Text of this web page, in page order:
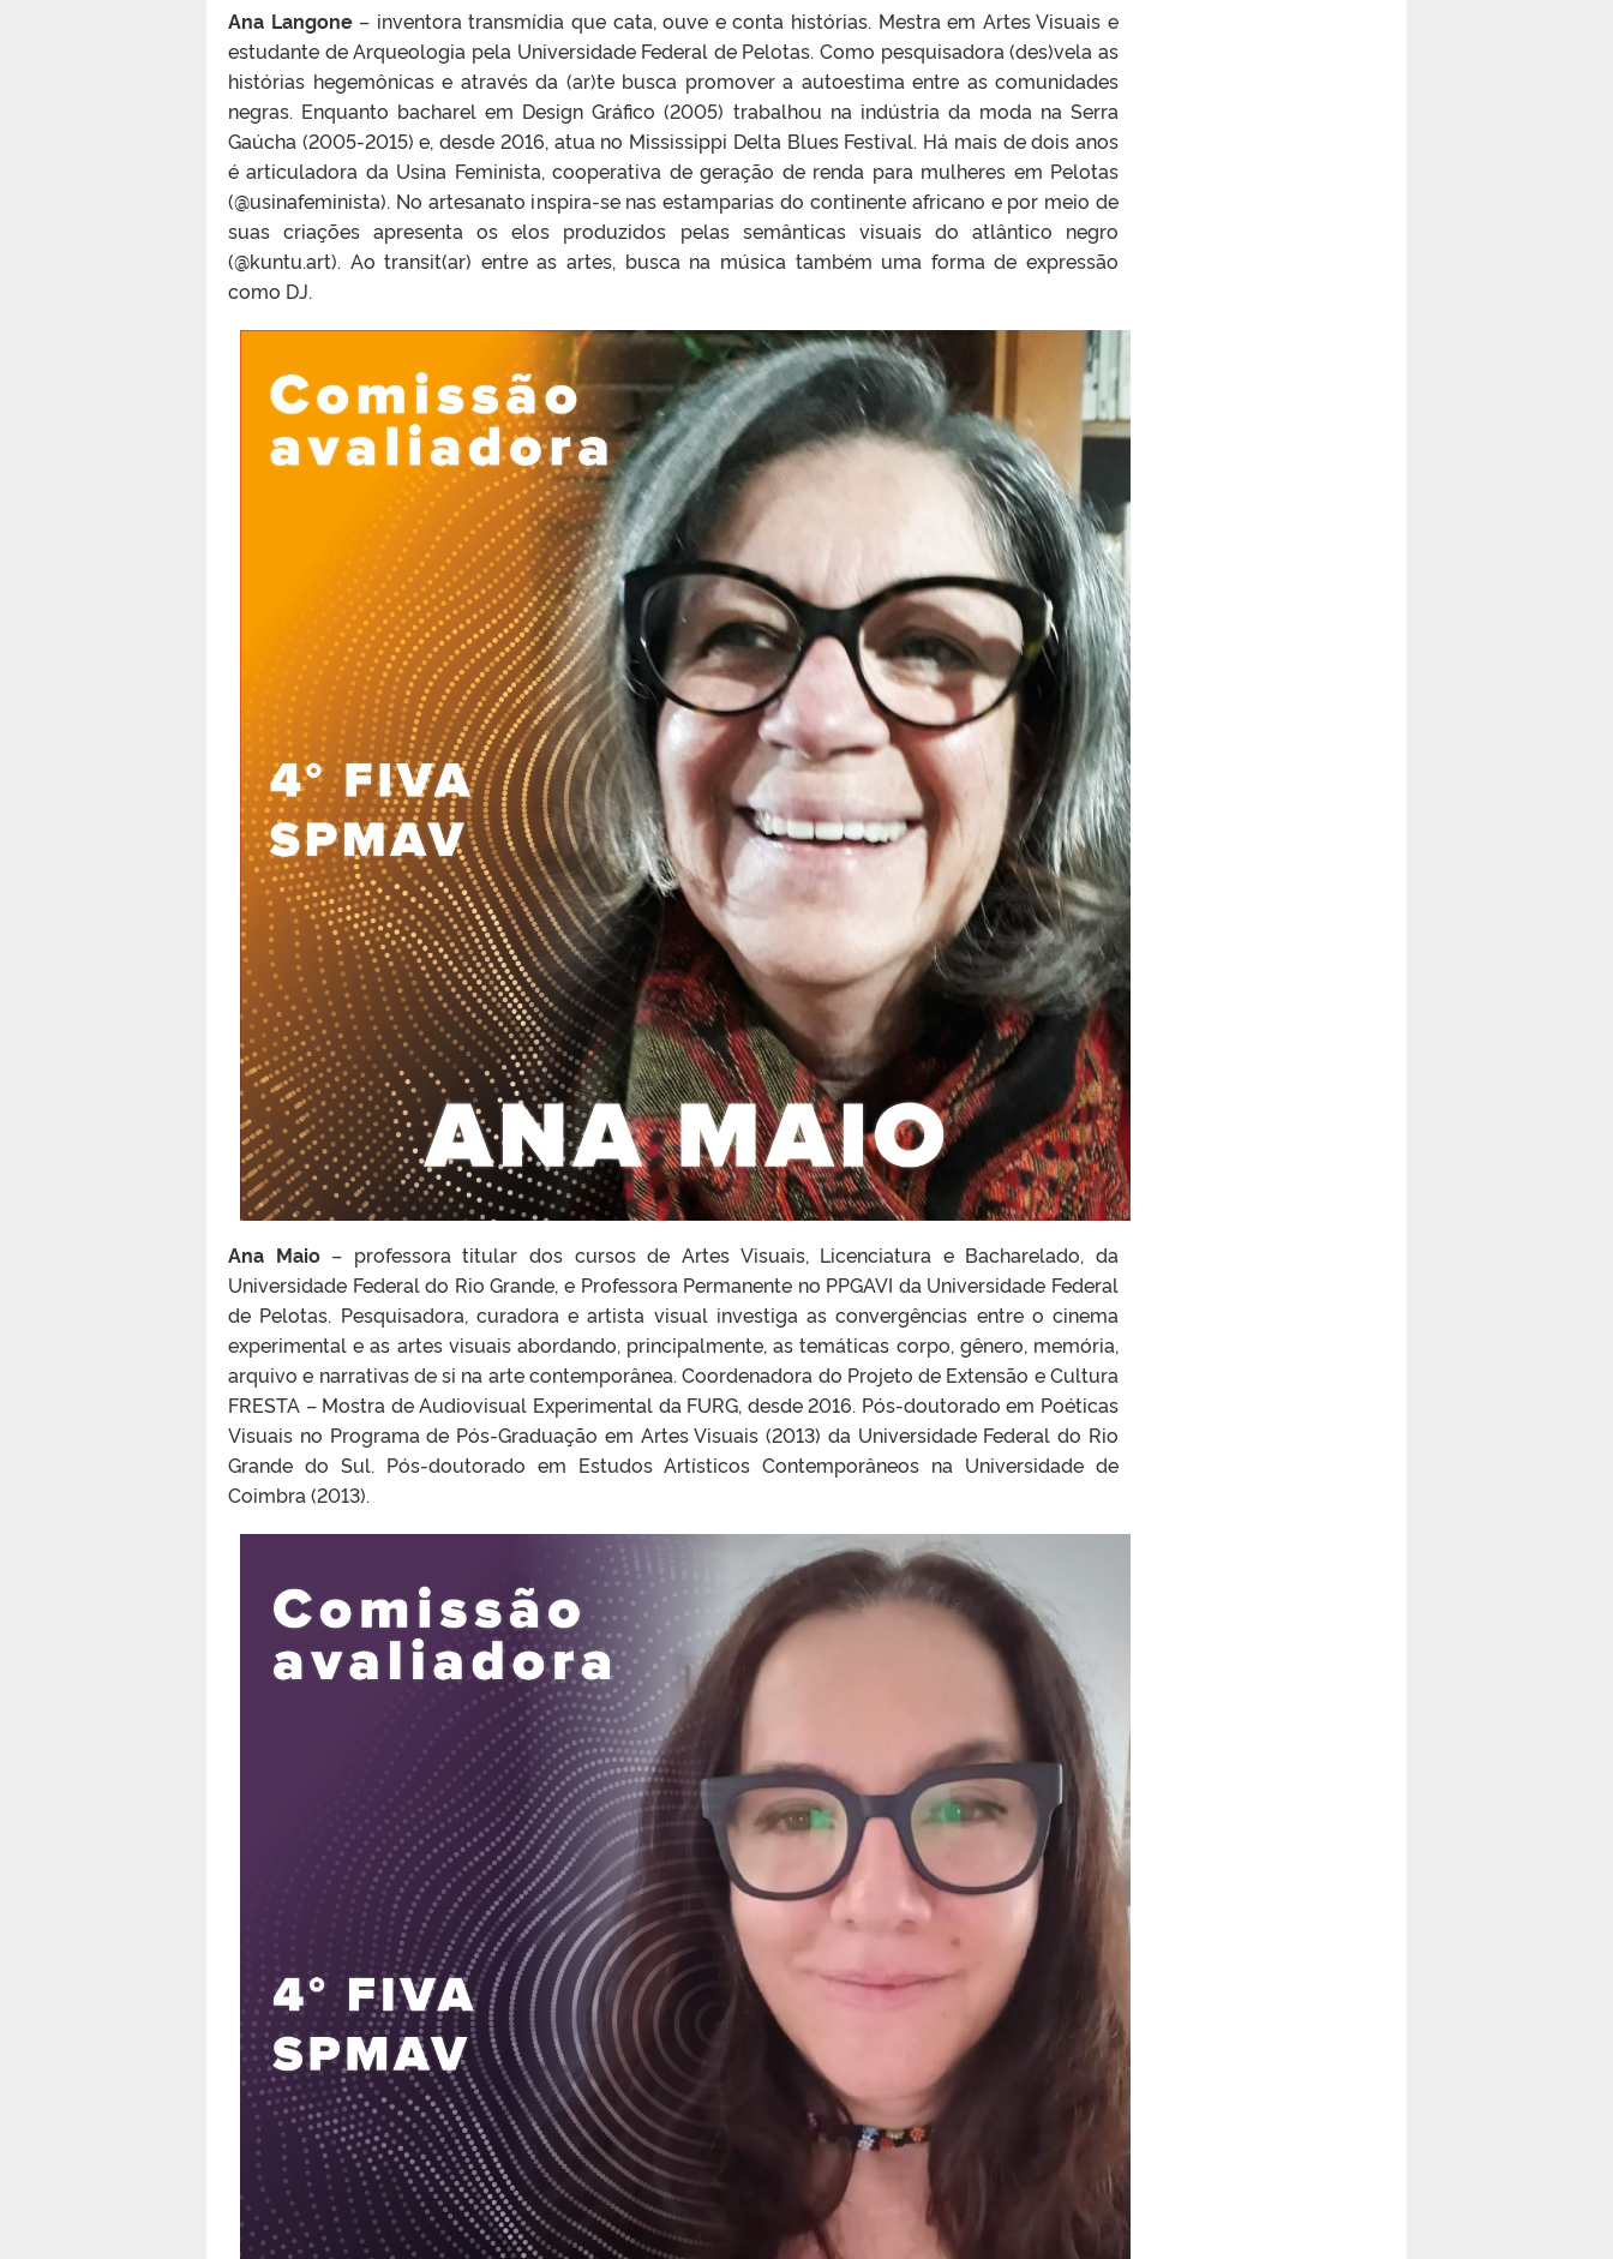
Ana Langone– inventora transmídia que cata, ouve e conta histórias. Mestra em Artes Visuais e
estudante de Arqueologia pela Universidade Federal de Pelotas. Como pesquisadora (des)vela as
histórias hegemônicas e através da (ar)te busca promover a autoestima entre as comunidades
negras. Enquanto bacharel em Design Gráfico (2005) trabalhou na indústria da moda na Serra
Gaúcha (2005-2015) e, desde 2016, atua no Mississippi Delta Blues Festival. Há mais de dois anos
é articuladora da Usina Feminista, cooperativa de geração de renda para mulheres em Pelotas
(@usinafeminista). No artesanato inspira-se nas estamparias do continente africano e por meio de
suas criações apresenta os elos produzidos pelas semânticas visuais do atlântico negro
(@kuntu.art). Ao transit(ar) entre as artes, busca na música também uma forma de expressão
como DJ.
Ana Maio– professora titular dos cursos de Artes Visuais, Licenciatura e Bacharelado, da
Universidade Federal do Rio Grande, e Professora Permanente no PPGAVI da Universidade Federal
de Pelotas. Pesquisadora, curadora e artista visual investiga as convergências entre o cinema
experimental e as artes visuais abordando, principalmente, as temáticas corpo, gênero, memória,
arquivo e narrativas de si na arte contemporânea. Coordenadora do Projeto de Extensão e Cultura
FRESTA – Mostra de Audiovisual Experimental da FURG, desde 2016. Pós-doutorado em Poéticas
Visuais no Programa de Pós-Graduação em Artes Visuais (2013) da Universidade Federal do Rio
Grande do Sul. Pós-doutorado em Estudos Artísticos Contemporâneos na Universidade de
Coimbra (2013).